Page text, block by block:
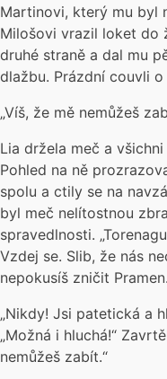
Martinovi, který mu byl
Milošovi vrazil loket do
druhé straně a dal mu
dlažbu. Prázdní couvli
„Víš, že mě nemůžeš
Lia držela meč a
Pohled na ně
spolu a ctily se na
byl meč nelítostnou
spravedlnosti.
Vzdej se. Slib, že nás
nepokusíš zničit
„Nikdy! Jsi patetická a
„Možná i hluchá!“
nemůžeš zabít.“